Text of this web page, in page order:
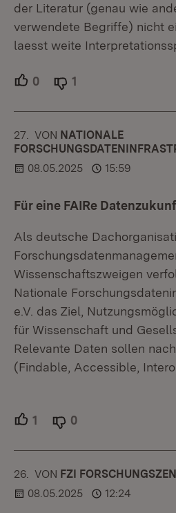
der Literatur (genau wie
verwendete Begriffe) nicht
laesst weite
0 Unterstützer.
1
27. KOMMENTAR
VON :NATIONALE
08.05.2025
15:59
Für eine FAIRe
Als deutsche
Wissenschaftszweigen
Nationale
e.V. das Ziel,
für Wissenschaft und
Relevante Daten sollen
(Findable, Accessible,
1 Unterstützer.
0
26. KOMMENTAR
VON :FZI
08.05.2025
12:24